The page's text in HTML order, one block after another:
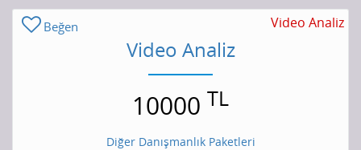
Beğen Video Analiz
Video Analiz
10000 TL
Diğer Danışmanlık Paketleri